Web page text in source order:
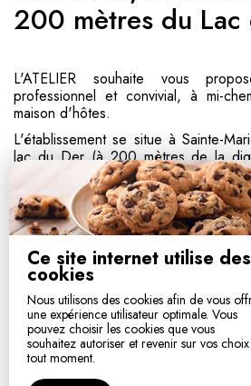
Ce site internet utilise des
cookies
Nous utilisons des cookies afin de vous
une expérience utilisateur optimale. Vous
pouvez choisir les cookies que vous
souhaitez autoriser et revenir sur vos
tout moment.
200 mètres du Lac
L'ATELIER souhaite vous
professionnel et convivial, à mi-
maison d'hôtes.
L'établissement se situe à Sainte-
lac du Der (à 200 mètres de la
maison contemporaine, conçue
meilleures conditions.
Les chambres sont spacieuses et
d'eau, WC, télévision, et accès Wifi.
et décorées avec simplicité et sobriété.
La partie commune aux hôtes est
manger, où sont servis les petits
ouverte et un coin salon.
L'extérieur comprend un parking et
de 7 000 m² avec de nombreux
une rivière.